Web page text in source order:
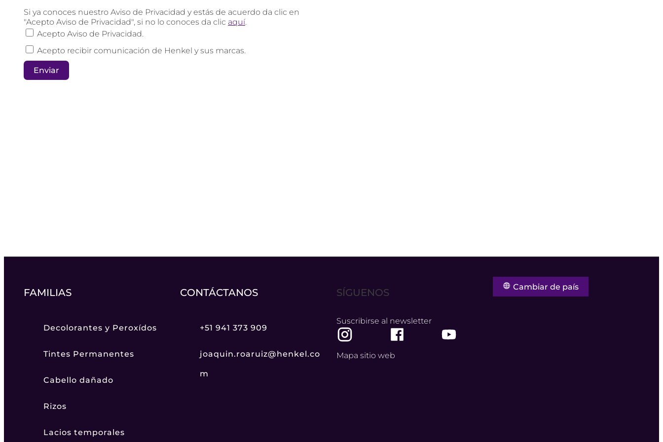
Si ya conoces nuestro Aviso de Privacidad y estás de acuerdo da clic en
"Acepto Aviso de Privacidad", si no lo conoces da clic aquí.
Acepto Aviso de Privacidad.
Acepto recibir comunicación de Henkel y sus marcas.
Enviar
FAMILIAS
Decolorantes y Peroxídos
Tintes Permanentes
Cabello dañado
Rizos
Lacios temporales
CONTÁCTANOS
+51 941 373 909
joaquin.roaruiz@henkel.co
m
SÍGUENOS
Suscribirse al newsletter
Mapa sitio web
Cambiar de país